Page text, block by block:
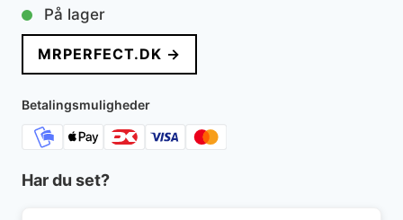
På lager
MRPERFECT.DK →
Betalingsmuligheder
Har du set?